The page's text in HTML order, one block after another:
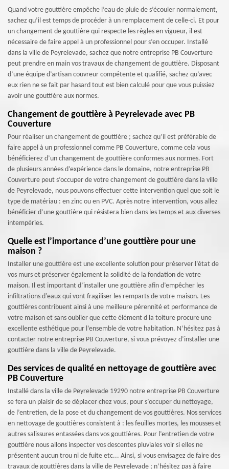
Quand votre gouttière empêche l’eau de pluie de s’écouler normalement,
sachez qu’il est temps de procéder à un remplacement de celle-ci. Et pour
un changement de gouttière qui respecte les règles en vigueur, il est
nécessaire de faire appel à un professionnel pour s’en occuper. Installé
dans la ville de Peyrelevade, sachez que notre entreprise PB Couverture
peut prendre en main vos travaux de changement de gouttière. Disposant
d’une équipe d’artisan couvreur compétente et qualifié, sachez qu’avec
eux rien ne se fait par hasard tout est bien calculé pour que vous puissiez
avoir une gouttière aux normes.
Changement de gouttière à Peyrelevade avec PB
Couverture
Pour réaliser un changement de gouttière ; sachez qu’il est préférable de
faire appel à un professionnel comme PB Couverture, comme cela vous
bénéficierez d’un changement de gouttière conformes aux normes. Fort
de plusieurs années d’expérience dans le domaine, notre entreprise PB
Couverture peut s’occuper de votre changement de gouttière dans la ville
de Peyrelevade, nous pouvons effectuer cette intervention quel que soit le
type de matériau : en zinc ou en PVC. Après notre intervention, vous allez
bénéficier d’une gouttière qui résistera bien dans les temps et aux diverses
intempéries.
Quelle est l’importance d’une gouttière pour une
maison ?
Installer une gouttière est une excellente solution pour préserver l’état de
vos murs et préserver également la solidité de la fondation de votre
maison. Il est important d’installer une gouttière afin d’empêcher les
infiltrations d'eaux qui vont fragiliser les remparts de votre maison. Les
gouttières contribuent ainsi à une meilleure pérennité et performance de
votre maison et sans oublier que cette élément d la toiture procure une
excellente esthétique pour l’ensemble de votre habitation. N’hésitez pas à
contacter notre entreprise PB Couverture, si vous prévoyez d’installer une
gouttière dans la ville de Peyrelevade.
Des services de qualité en nettoyage de gouttière avec
PB Couverture
Installé dans la ville de Peyrelevade 19290 notre entreprise PB Couverture
se fera un plaisir de se déplacer chez vous, pour s’occuper du nettoyage,
de l’entretien, de la pose et du changement de vos gouttières. Nos services
en nettoyage de gouttières consistent à : les feuilles mortes, les mousses et
autres salissures entassées dans vos gouttières. Pour l’entretien de votre
gouttière nous allons inspecter vos descentes pluviales voir si elles ne
présentent aucun trou ni de fuite etc... Ainsi, si vous envisagez de faire des
travaux de gouttières dans la ville de Peyrelevade ; n’hésitez pas à faire